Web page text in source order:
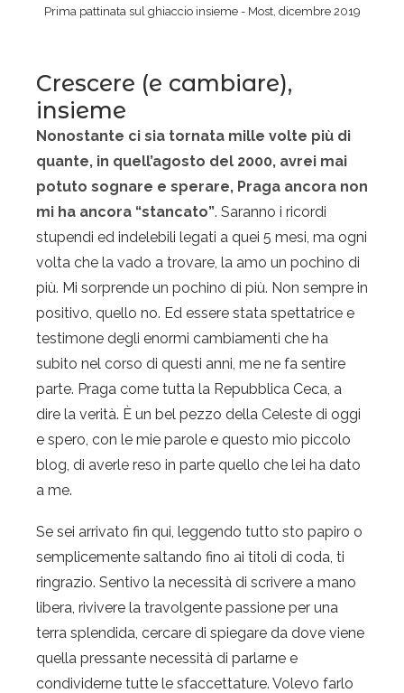
Prima pattinata sul ghiaccio insieme - Most, dicembre 2019
Crescere (e cambiare),
insieme
Nonostante ci sia tornata mille volte più di
quante, in quell’agosto del 2000, avrei mai
potuto sognare e sperare, Praga ancora non
mi ha ancora “stancato”. Saranno i ricordi
stupendi ed indelebili legati a quei 5 mesi, ma ogni
volta che la vado a trovare, la amo un pochino di
più. Mi sorprende un pochino di più. Non sempre in
positivo, quello no. Ed essere stata spettatrice e
testimone degli enormi cambiamenti che ha
subito nel corso di questi anni, me ne fa sentire
parte. Praga come tutta la Repubblica Ceca, a
dire la verità. È un bel pezzo della Celeste di oggi
e spero, con le mie parole e questo mio piccolo
blog, di averle reso in parte quello che lei ha dato
a me.
Se sei arrivato fin qui, leggendo tutto sto papiro o
semplicemente saltando fino ai titoli di coda, ti
ringrazio. Sentivo la necessità di scrivere a mano
libera, rivivere la travolgente passione per una
terra splendida, cercare di spiegare da dove viene
quella pressante necessità di parlarne e
condividerne tutte le sfaccettature. Volevo farlo